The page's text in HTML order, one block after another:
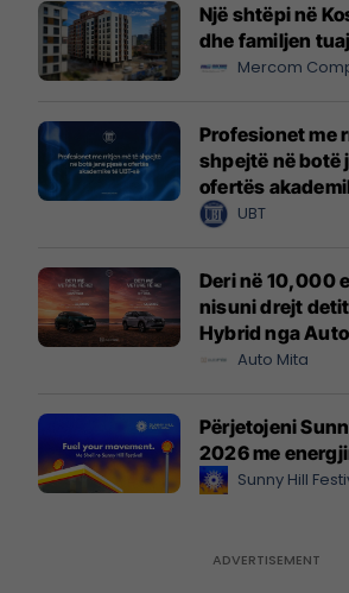
Një shtëpi në
dhe familjen tuaj
Mercom
Profesionet me
shpejtë në botë
ofertës
UBT
Deri në 10,000
nisuni drejt
Hybrid nga
Auto Mita
Përjetojeni
2026 me
Sunny Hill